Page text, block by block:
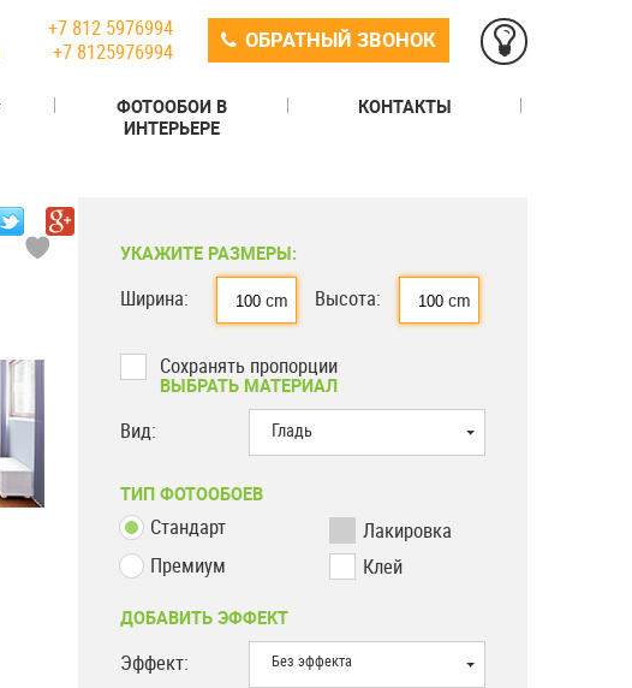
+7 812 5976994
+7 8125976994
ОБРАТНЫЙ ЗВОНОК
ФОТООБОИ В
ИНТЕРЬЕРЕ
КОНТАКТЫ
УКАЖИТЕ РАЗМЕРЫ:
Ширина: cm Высота: cm
Сохранять пропорции
ВЫБРАТЬ МАТЕРИАЛ
Гладь
Вид:
ТИП ФОТООБОЕВ
Стандарт
Премиум
Лакировка
Клей
ДОБАВИТЬ ЭФФЕКТ
Без эффекта
Эффект: